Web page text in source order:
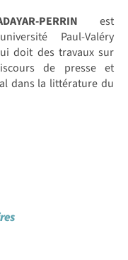
PERRIN est
Paul-Valéry
doit des travaux sur
de presse et
dans la littérature du